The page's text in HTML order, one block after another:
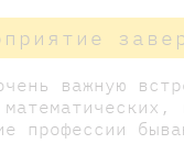
важную
профессии